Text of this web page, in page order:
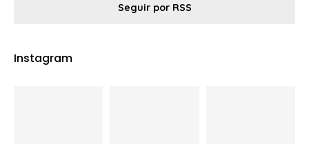
Seguir por RSS
Instagram